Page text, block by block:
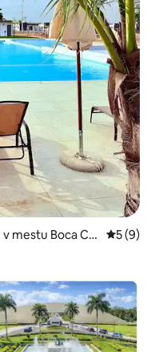
mestu Boca Chi
5 (9)
»Izbira gostov«